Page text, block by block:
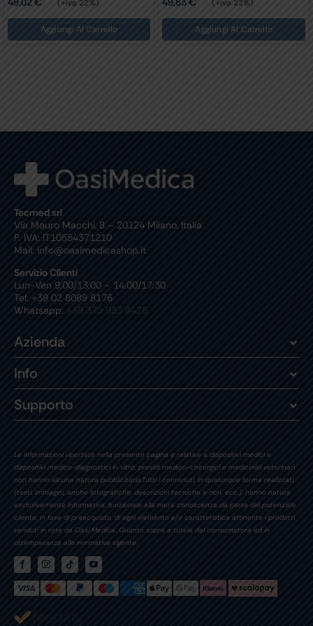
(+iva 22%)
Aggiungi Al Carrello
(+iva 22%)
Aggiungi Al Carrello
Tecmed srl
Via Mauro Macchi, 8 – 20124 Milano, Italia
P. IVA: IT10554371210
Mail: info@oasimedicashop.it
Servizio Clienti
Lun-Ven 9:00/13:00 – 14:00/17:30
Tel: +39 02 8089 8176
Whatsapp: +39 375 933 8426
Azienda
Info
Supporto
Le informazioni riportate nella presente pagina e relative a dispositivi medici e
dispositivi medico-diagnostici in vitro, presidi medico-chirurgici e medicinali veterinari
non hanno alcuna natura pubblicitaria.Tutti i contenuti, in qualunque forma realizzati,
(testi, immagini, anche fotografiche, descrizioni tecniche e non, ecc.), hanno natura
esclusivamente informativa, funzionale alla mera conoscenza da parte del potenziale
cliente, in fase di preacquisto, di ogni elemento e/o caratteristica attinente i prodotti
venduti in rete da Oasi Medica. Quanto sopra a tutela del consumatore ed in
ottemperanza alla normativa vigente.